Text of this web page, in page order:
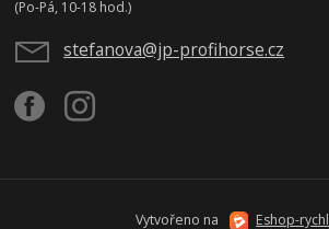
(Po-Pá, 10-18 hod.)
stefanova@jp-profihorse.cz
Vytvořeno na Eshop-